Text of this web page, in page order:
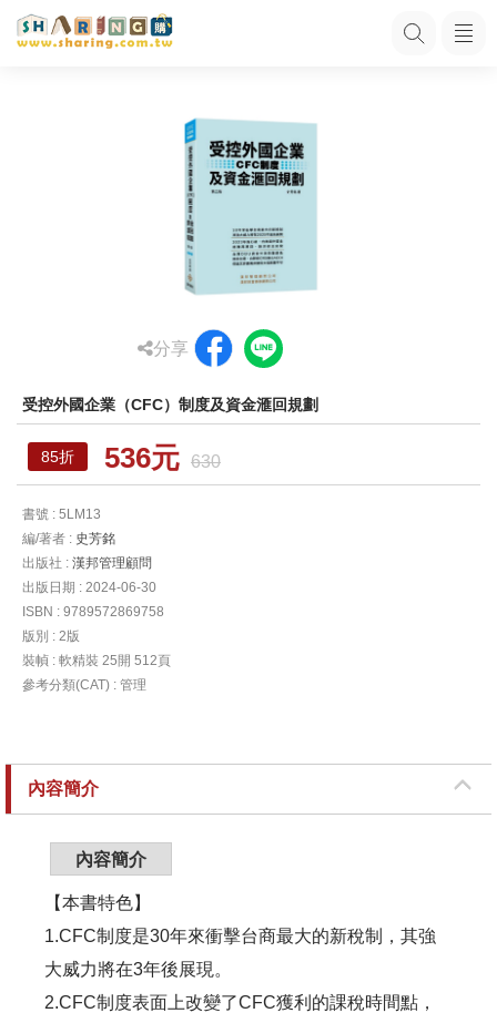
分享
受控外國企業（CFC）制度及資金滙回規劃
85折 536元 630
書號 : 5LM13
編/著者 : 史芳銘
出版社 : 漢邦管理顧問
出版日期 : 2024-06-30
ISBN : 9789572869758
版別 : 2版
裝幀 : 軟精裝 25開 512頁
參考分類(CAT) : 管理
內容簡介
內容簡介
【本書特色】
1.CFC制度是30年來衝擊台商最大的新稅制，其強
大威力將在3年後展現。
2.CFC制度表面上改變了CFC獲利的課稅時間點，